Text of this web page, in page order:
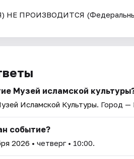
ПРОИЗВОДИТСЯ
Музей исламской
Исламской Культуры. Город —
событие?
2026 • четверг • 10:00.